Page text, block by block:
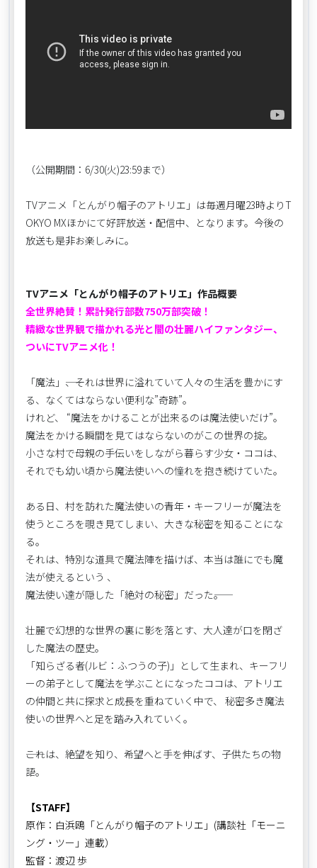
（公開期間：6/30(火)23:59まで）
TVアニメ「とんがり帽子のアトリエ」は毎週月曜23時よりT
OKYO MXほかにて好評放送・配信中、となります。今後の
放送も是非お楽しみに。
TVアニメ「とんがり帽子のアトリエ」作品概要
全世界絶賛！累計発行部数750万部突破！
精緻な世界観で描かれる光と闇の壮麗ハイファンタジー、
ついにTVアニメ化！
「魔法」――、それは世界に溢れていて人々の生活を豊かにす
る、なくてはならない便利な”奇跡”。
けれど、 “魔法をかけることが出来るのは魔法使いだけ”。
魔法をかける瞬間を見てはならないのがこの世界の掟。
小さな村で母親の手伝いをしながら暮らす少女・ココは、
それでも幼い頃から魔法使いへの憧れを抱き続けていた。
ある日、村を訪れた魔法使いの青年・キーフリーが魔法を
使うところを覗き見てしまい、大きな秘密を知ることにな
る。
それは、特別な道具で魔法陣を描けば、本当は誰にでも魔
法が使えるという 、
魔法使い達が隠した「絶対の秘密」だった――。
壮麗で幻想的な世界の裏に影を落とす、大人達が口を閉ざ
した魔法の歴史。
「知らざる者(ルビ：ふつうの子)」として生まれ、キーフリ
ーの弟子として魔法を学ぶことになったココは、アトリエ
の仲間と共に探求と成長を重ねていく中で、 秘密多き魔法
使いの世界へと足を踏み入れていく。
――これは、絶望を知り、希望へと手を伸ばす、子供たちの物
語。
【STAFF】
原作：白浜鴎「とんがり帽子のアトリエ」(講談社「モーニ
ング・ツー」連載）
監督：渡辺 歩